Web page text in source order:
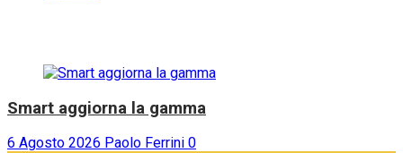
Smart aggiorna la gamma
6 Agosto 2026 Paolo Ferrini 0